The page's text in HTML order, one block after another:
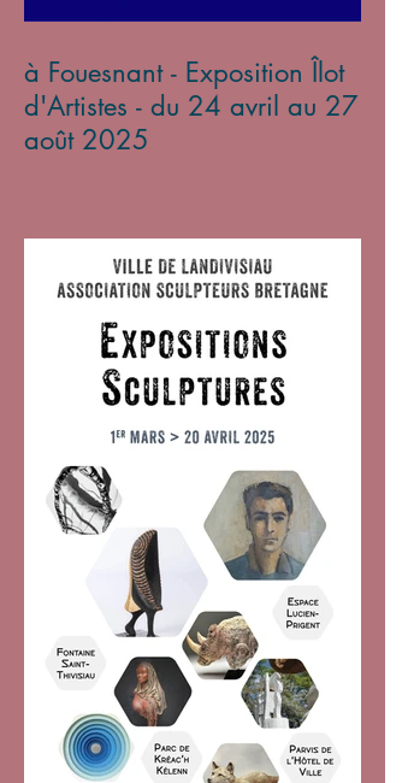
à Fouesnant - Exposition Îlot
d'Artistes - du 24 avril au 27
août 2025